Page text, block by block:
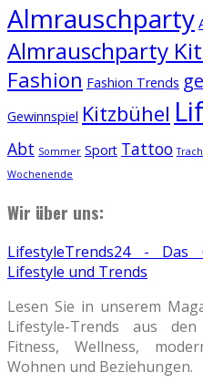
Almrauschparty
Almrauschparty
Fashion Fashion Trends
Gewinnspiel Kitzbühel
Abt Sommer Sport Tattoo
Wochenende
Wir über uns:
LifestyleTrends24 -
Lifestyle und Trends
Lesen Sie in unserem
Lifestyle-Trends aus
Fitness, Wellness,
Wohnen und Beziehungen.